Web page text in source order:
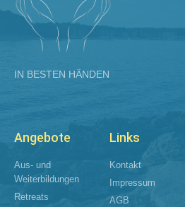
IN BESTEN HÄNDEN
Angebote
Aus- und
Weiterbildungen​
Retreats
Links
Kontakt
Impressum
AGB